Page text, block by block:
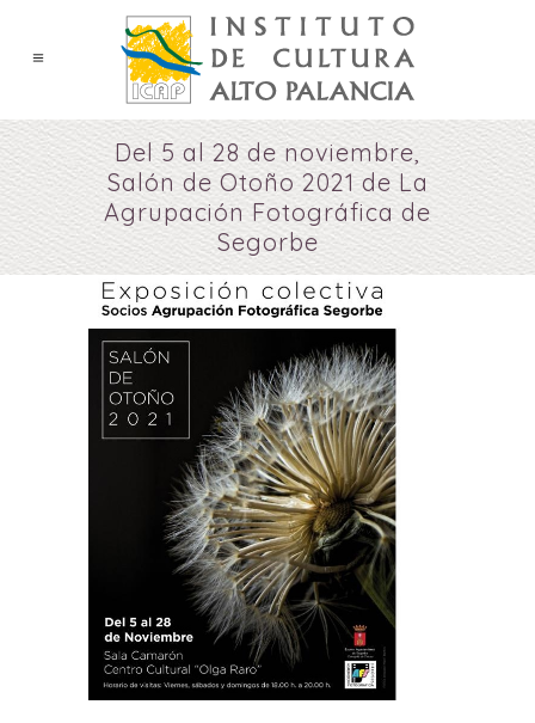
Del 5 al 28 de noviembre,
Salón de Otoño 2021 de La
Agrupación Fotográfica de
Segorbe